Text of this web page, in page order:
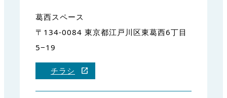
葛西スペース
〒134-0084 東京都江戸川区東葛西6丁目
5−19
チラシ